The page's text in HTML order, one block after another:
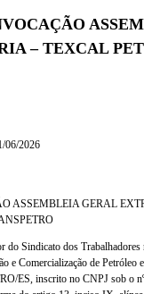
– TEXCAL
06/2026
ASSEMBLEIA GERAL
do Sindicato dos Trabalhadores
e Comercialização de Petróleo
ES, inscrito no CNPJ sob o